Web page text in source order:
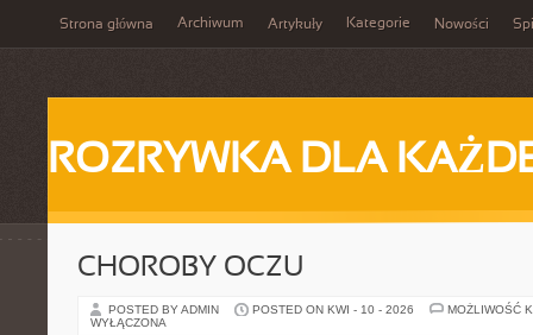
Strona główna Archiwum Artykuły Kategorie Nowości
ROZRYWKA DLA
CHOROBY OCZU
POSTED BY ADMIN POSTED ON KWI - 10 - 2026
MOŻLIWOŚĆ
WYŁĄCZONA